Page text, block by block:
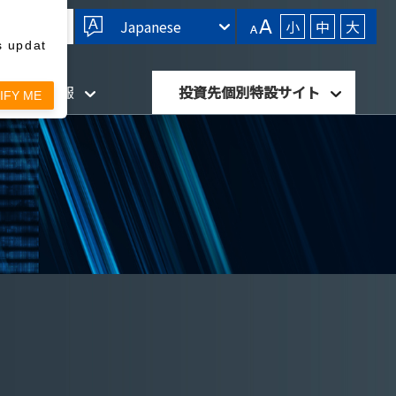
Japanese 小 中 大
開示情報 投資先個別特設サイト
updat
ME